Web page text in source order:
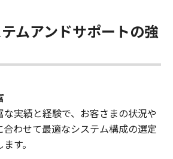
ムアンドサポートの強
な実績と経験で、お客さまの状況や
わせて最適なシステム構成の選定
す。